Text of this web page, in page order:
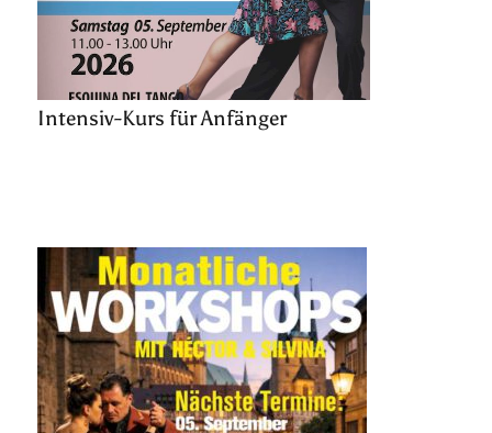
Intensiv-Kurs für Anfänger